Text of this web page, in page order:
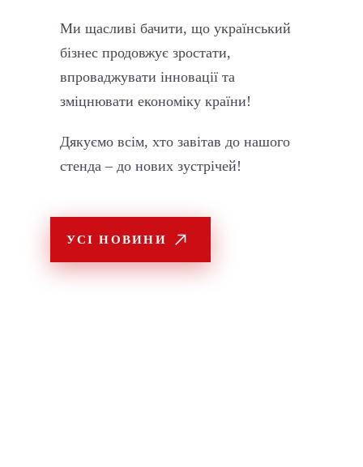
Ми щасливі бачити, що український
бізнес продовжує зростати,
впроваджувати інновації та
зміцнювати економіку країни!
Дякуємо всім, хто завітав до нашого
стенда – до нових зустрічей!
УСІ НОВИНИ